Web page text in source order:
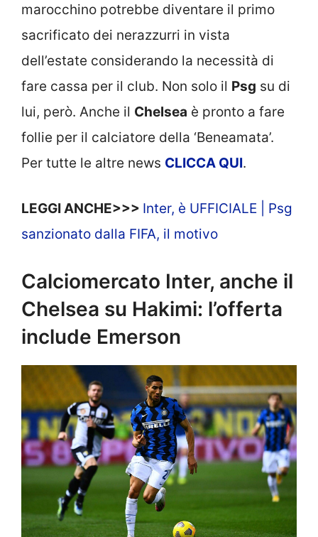
marocchino potrebbe diventare il primo
sacrificato dei nerazzurri in vista
dell’estate considerando la necessità di
fare cassa per il club. Non solo il Psg su di
lui, però. Anche il Chelsea è pronto a fare
follie per il calciatore della ‘Beneamata’.
Per tutte le altre news CLICCA QUI.
LEGGI ANCHE>>> Inter, è UFFICIALE | Psg
sanzionato dalla FIFA, il motivo
Calciomercato Inter, anche il
Chelsea su Hakimi: l’offerta
include Emerson